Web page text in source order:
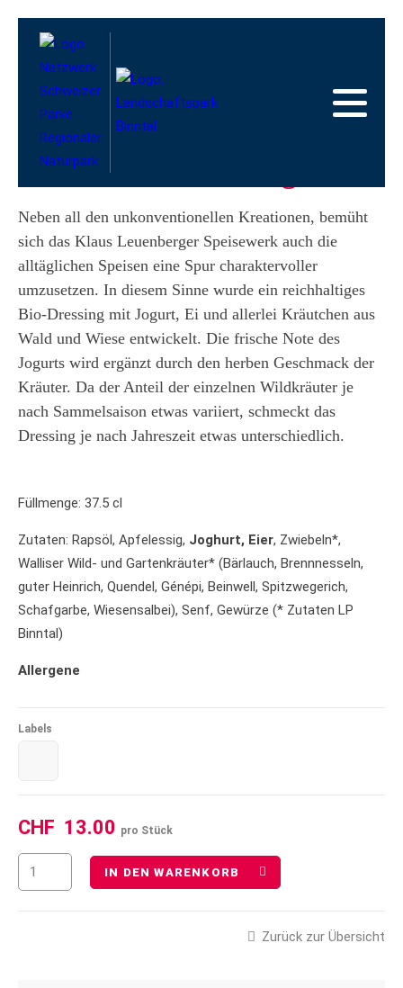
Startseite
Zurück zur Übersicht
Wildkräuter-Dressing
Neben all den unkonventionellen Kreationen, bemüht
sich das Klaus Leuenberger Speisewerk auch die
alltäglichen Speisen eine Spur charaktervoller
umzusetzen. In diesem Sinne wurde ein reichhaltiges
Bio-Dressing mit Jogurt, Ei und allerlei Kräutchen aus
Wald und Wiese entwickelt. Die frische Note des
Jogurts wird ergänzt durch den herben Geschmack der
Kräuter. Da der Anteil der einzelnen Wildkräuter je
nach Sammelsaison etwas variiert, schmeckt das
Dressing je nach Jahreszeit etwas unterschiedlich.
Füllmenge: 37.5 cl
Zutaten: Rapsöl, Apfelessig, Joghurt, Eier, Zwiebeln*,
Walliser Wild- und Gartenkräuter* (Bärlauch, Brennnesseln,
guter Heinrich, Quendel, Génépi, Beinwell, Spitzwegerich,
Schafgarbe, Wiesensalbei), Senf, Gewürze (* Zutaten LP
Binntal)
Allergene
Labels
CHF 13.00 pro Stück
IN DEN WARENKORB
Zurück zur Übersicht